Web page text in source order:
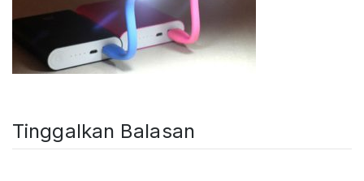
Tinggalkan Balasan